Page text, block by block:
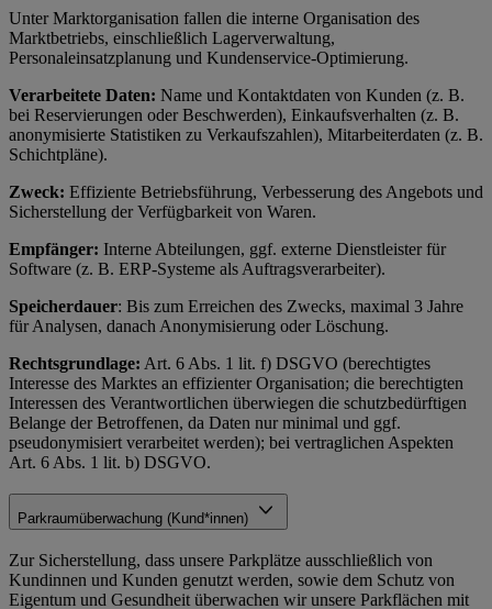
Unter Marktorganisation fallen die interne Organisation des
Marktbetriebs, einschließlich Lagerverwaltung,
Personaleinsatzplanung und Kundenservice-Optimierung.
Verarbeitete Daten: Name und Kontaktdaten von Kunden (z. B.
bei Reservierungen oder Beschwerden), Einkaufsverhalten (z. B.
anonymisierte Statistiken zu Verkaufszahlen), Mitarbeiterdaten (z. B.
Schichtpläne).
Zweck: Effiziente Betriebsführung, Verbesserung des Angebots und
Sicherstellung der Verfügbarkeit von Waren.
Empfänger: Interne Abteilungen, ggf. externe Dienstleister für
Software (z. B. ERP-Systeme als Auftragsverarbeiter).
Speicherdauer: Bis zum Erreichen des Zwecks, maximal 3 Jahre
für Analysen, danach Anonymisierung oder Löschung.
Rechtsgrundlage: Art. 6 Abs. 1 lit. f) DSGVO (berechtigtes
Interesse des Marktes an effizienter Organisation; die berechtigten
Interessen des Verantwortlichen überwiegen die schutzbedürftigen
Belange der Betroffenen, da Daten nur minimal und ggf.
pseudonymisiert verarbeitet werden); bei vertraglichen Aspekten
Art. 6 Abs. 1 lit. b) DSGVO.
Parkraumüberwachung (Kund*innen)
Zur Sicherstellung, dass unsere Parkplätze ausschließlich von
Kundinnen und Kunden genutzt werden, sowie dem Schutz von
Eigentum und Gesundheit überwachen wir unsere Parkflächen mit